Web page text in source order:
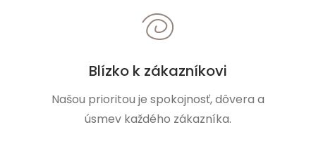
Blízko k zákazníkovi
Našou prioritou je spokojnosť, dôvera a
úsmev každého zákazníka.